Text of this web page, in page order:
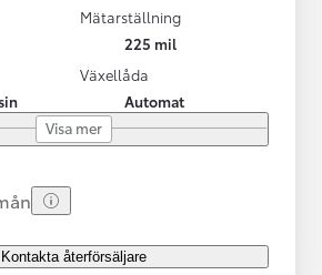
Mätarställning
225 mil
Växellåda
Automat
Visa mer
Kontakta återförsäljare